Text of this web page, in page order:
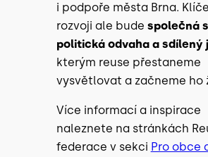
i podpoře města Brna.
rozvoji ale bude společná
politická odvaha a sdílený
kterým reuse přestaneme
vysvětlovat a začneme ho
Více informací a inspirace
naleznete na stránkách
federace v sekci Pro obce